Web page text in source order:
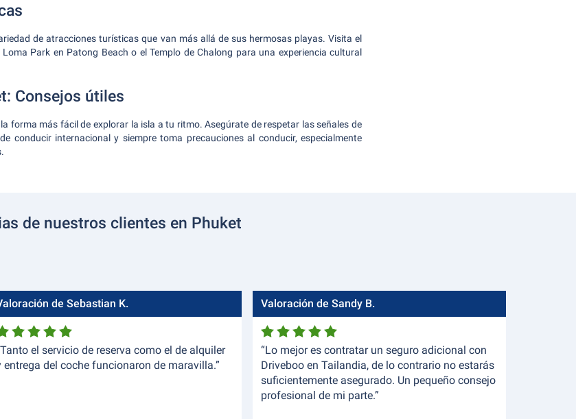
de atracciones turísticas que van más allá de sus hermosas playas. Visita el
Park en Patong Beach o el Templo de Chalong para una experiencia cultural
Consejos útiles
forma más fácil de explorar la isla a tu ritmo. Asegúrate de respetar las señales de
conducir internacional y siempre toma precauciones al conducir, especialmente
de nuestros clientes en Phuket
de Sebastian K.
el servicio de reserva como el de alquiler
entrega del coche funcionaron de maravilla.”
Valoración de Sandy B.
“Lo mejor es contratar un seguro adicional con
Driveboo en Tailandia, de lo contrario no estarás
suficientemente asegurado. Un pequeño consejo
profesional de mi parte.”